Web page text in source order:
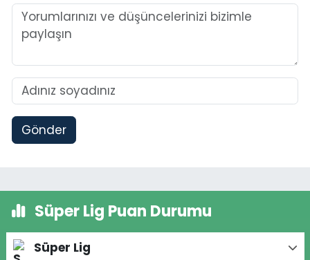
Gönder
Süper Lig Puan Durumu
Süper Lig